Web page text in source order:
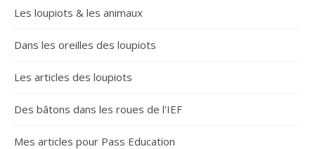
Les loupiots & les animaux
Dans les oreilles des loupiots
Les articles des loupiots
Des bâtons dans les roues de l'IEF
Mes articles pour Pass Education